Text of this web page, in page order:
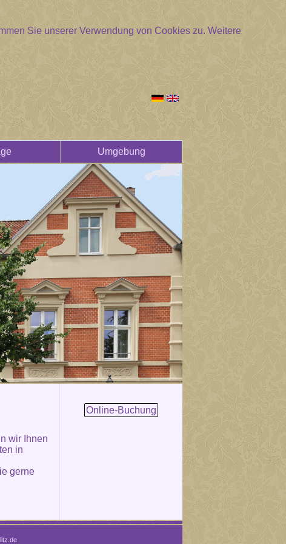
Sie unserer Verwendung von Cookies zu.Weitere
Umgebung
wir Ihnen
in
gerne
Online-Buchung